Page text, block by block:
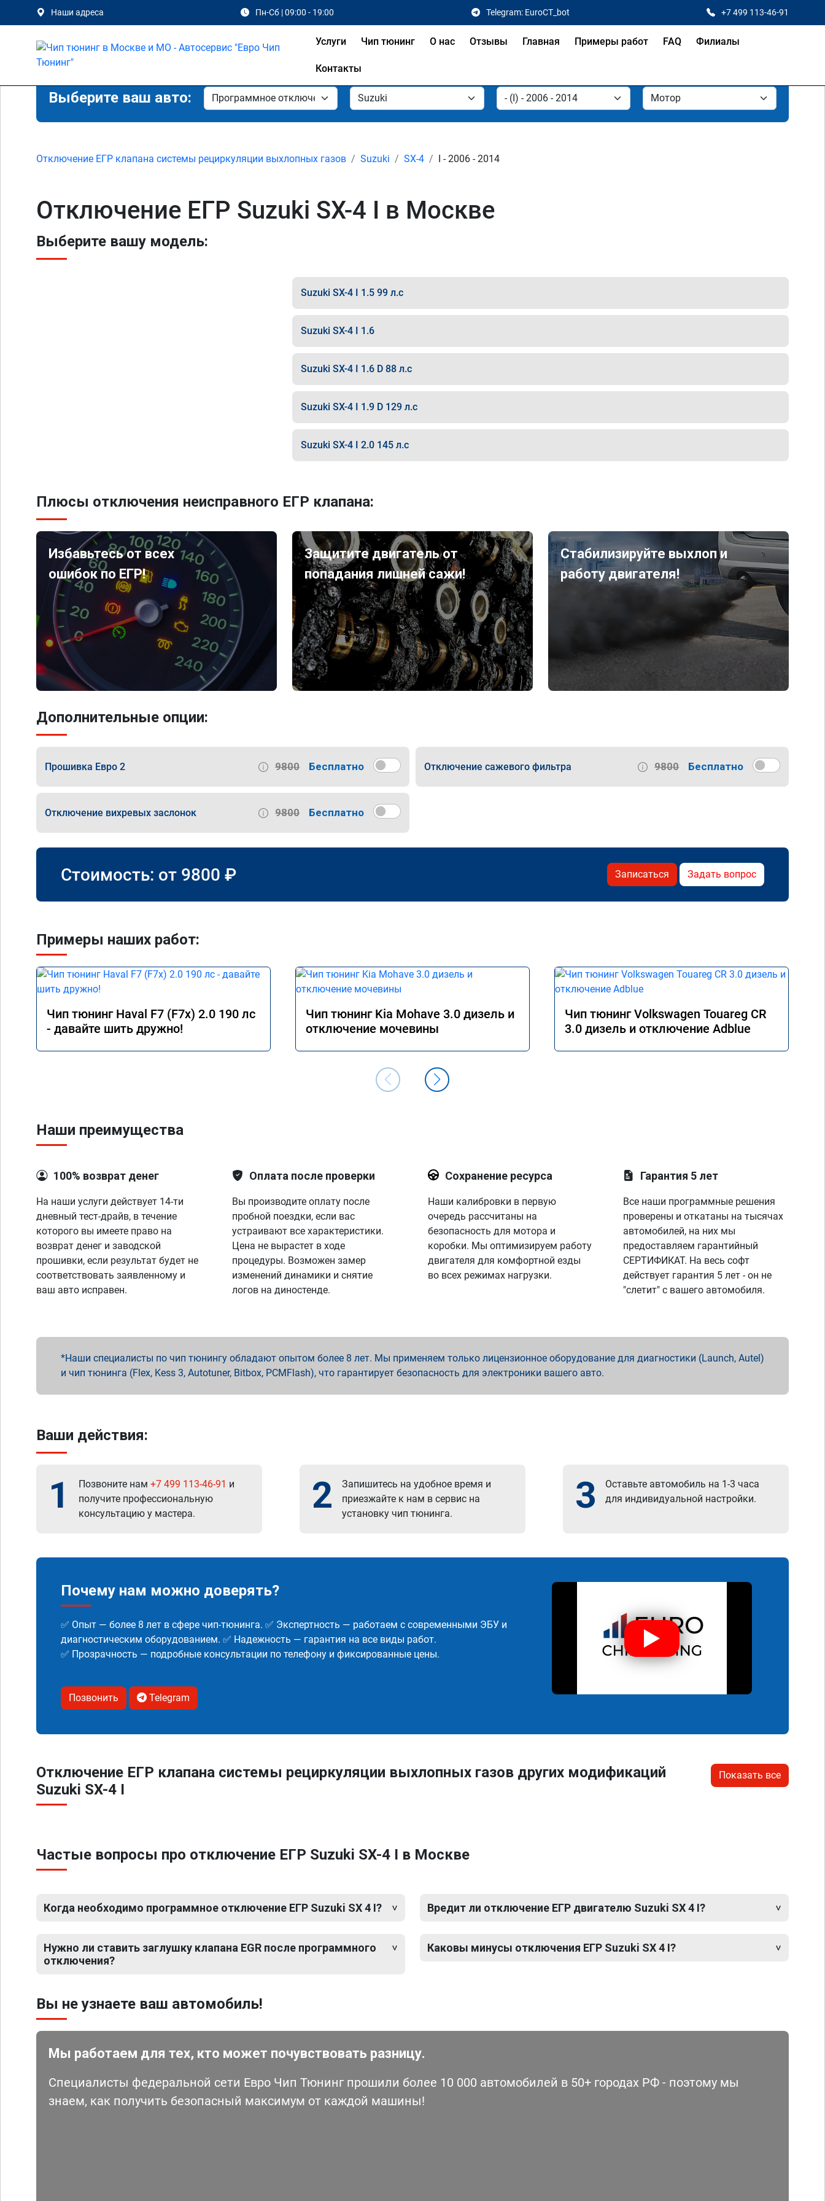
Наши адреса Пн-Сб | 09:00 - 19:00 Telegram: EuroCT_bot +7 499 113-46-91
Услуги Чип тюнинг О нас Отзывы Главная Примеры работ FAQ Филиалы
Контакты
Выберите ваш авто:
Отключение ЕГР клапана системы рециркуляции выхлопных газов Suzuki SX-4 I - 2006 - 2014
Отключение ЕГР Suzuki SX-4 I в Москве
Выберите вашу модель:
Suzuki SX-4 I 1.5 99 л.с
Suzuki SX-4 I 1.6
Suzuki SX-4 I 1.6 D 88 л.с
Suzuki SX-4 I 1.9 D 129 л.с
Suzuki SX-4 I 2.0 145 л.с
Плюсы отключения неисправного ЕГР клапана:
Избавьтесь от всех
ошибок по ЕГР!
Защитите двигатель от
попадания лишней сажи!
Стабилизируйте выхлоп и
работу двигателя!
Дополнительные опции:
Прошивка Евро 2 9800 Бесплатно Отключение сажевого фильтра 9800 Бесплатно
Отключение вихревых заслонок 9800 Бесплатно
Стоимость: от 9800 ₽ Записаться Задать вопрос
Примеры наших работ:
Чип тюнинг Haval F7 (F7x) 2.0 190 лс
- давайте шить дружно!
Чип тюнинг Kia Mohave 3.0 дизель и
отключение мочевины
Чип тюнинг Volkswagen Touareg CR
3.0 дизель и отключение Adblue
Наши преимущества
100% возврат денег
На наши услуги действует 14-ти
дневный тест-драйв, в течение
которого вы имеете право на
возврат денег и заводской
прошивки, если результат будет не
соответствовать заявленному и
ваш авто исправен.
Оплата после проверки
Вы производите оплату после
пробной поездки, если вас
устраивают все характеристики.
Цена не вырастет в ходе
процедуры. Возможен замер
изменений динамики и снятие
логов на диностенде.
Сохранение ресурса
Наши калибровки в первую
очередь рассчитаны на
безопасность для мотора и
коробки. Мы оптимизируем работу
двигателя для комфортной езды
во всех режимах нагрузки.
Гарантия 5 лет
Все наши программные решения
проверены и откатаны на тысячах
автомобилей, на них мы
предоставляем гарантийный
СЕРТИФИКАТ. На весь софт
действует гарантия 5 лет - он не
"слетит" с вашего автомобиля.
Наши специалисты по чип тюнингу обладают опытом более 8 лет. Мы применяем только лицензионное оборудование для диагностики (Launch, Autel)
и чип тюнинга (Flex, Kess 3, Autotuner, Bitbox, PCMFlash), что гарантирует безопасность для электроники вашего авто.
Ваши действия:
1 Позвоните нам +7 499 113-46-91 и
получите профессиональную
консультацию у мастера.
2
Запишитесь на удобное время и
приезжайте к нам в сервис на
установку чип тюнинга.
3
Оставьте автомобиль на 1-3 часа
для индивидуальной настройки.
Почему нам можно доверять?
✅ Опыт — более 8 лет в сфере чип-тюнинга. ✅ Экспертность — работаем с современными ЭБУ и
диагностическим оборудованием. ✅ Надежность — гарантия на все виды работ.
✅ Прозрачность — подробные консультации по телефону и фиксированные цены.
Позвонить Telegram
Отключение ЕГР клапана системы рециркуляции выхлопных газов других модификаций
Suzuki SX-4 I
Показать все
Частые вопросы про отключение ЕГР Suzuki SX-4 I в Москве
Когда необходимо программное отключение ЕГР Suzuki SX 4 I?
Нужно ли ставить заглушку клапана EGR после программного
отключения?
Вредит ли отключение ЕГР двигателю Suzuki SX 4 I?
Каковы минусы отключения ЕГР Suzuki SX 4 I?
Вы не узнаете ваш автомобиль!
Мы работаем для тех, кто может почувствовать разницу.
Специалисты федеральной сети Евро Чип Тюнинг прошили более 10 000 автомобилей в 50+ городах РФ - поэтому мы
знаем, как получить безопасный максимум от каждой машины!